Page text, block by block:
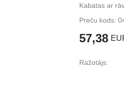
Kabatas ar
Preču kods:
57,38
Ražotājs: